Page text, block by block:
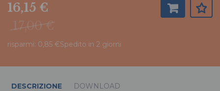
17,00 €
16,15 €
risparmi: 0,85 €Spedito in 2 giorni
DESCRIZIONE DOWNLOAD